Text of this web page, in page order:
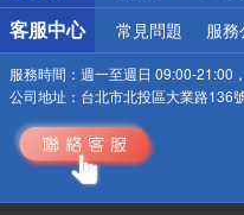
客服中心 常見問題 服
服務時間： 週一至週日 09:00-21:00
公司地址： 台北市北投區大業路136